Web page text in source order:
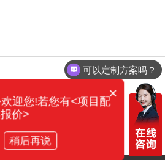
可以定制方案吗？
×
迎您!若您有<项目配
价>
稍后再说